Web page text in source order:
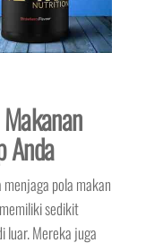
Anda
pola makan
sedikit
luar. Mereka juga